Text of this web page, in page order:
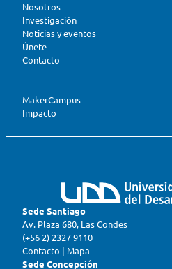
Nosotros
Investigación
Noticias y eventos
Únete
Contacto
MakerCampus
Impacto
Sede Santiago
Av. Plaza 680, Las Condes
(+56 2) 2327 9110
Contacto | Mapa
Sede Concepción